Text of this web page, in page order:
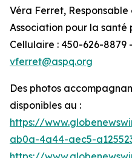
Véra Ferret,
Association pour la
Cellulaire : 450-626-8879
vferret@aspq.org
Des photos
disponibles au :
https://
ab0a-4a44-aec5-